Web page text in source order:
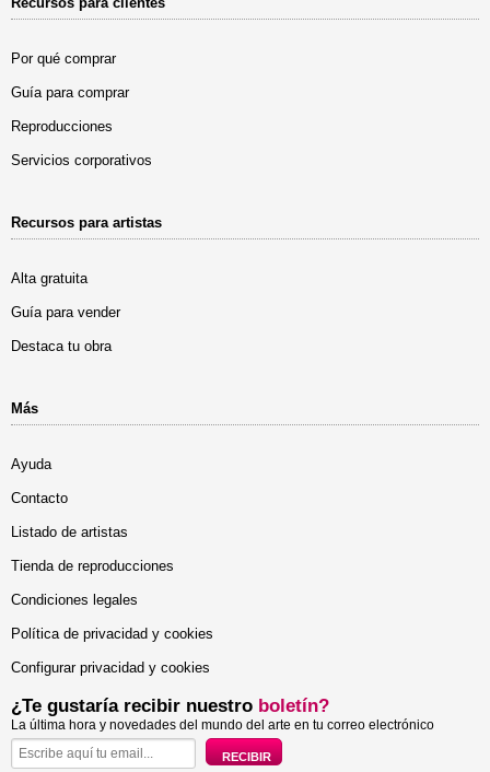
Por qué comprar
Guía para comprar
Reproducciones
Servicios corporativos
Recursos para artistas
Alta gratuita
Guía para vender
Destaca tu obra
Más
Ayuda
Contacto
Listado de artistas
Tienda de reproducciones
Condiciones legales
Política de privacidad y cookies
Configurar privacidad y cookies
¿Te gustaría recibir nuestro boletín?
La última hora y novedades del mundo del arte en tu correo electrónico